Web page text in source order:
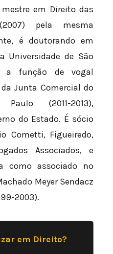
em Direito das
pela mesma
é doutorando em
Universidade de São
a função de vogal
Junta Comercial do
(2011-2013),
do Estado. É sócio
Cometti, Figueiredo,
Associados, e
como associado no
Meyer Sendacz
2003).
em Direito?